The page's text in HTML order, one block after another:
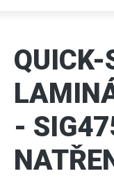
QUICK-
-